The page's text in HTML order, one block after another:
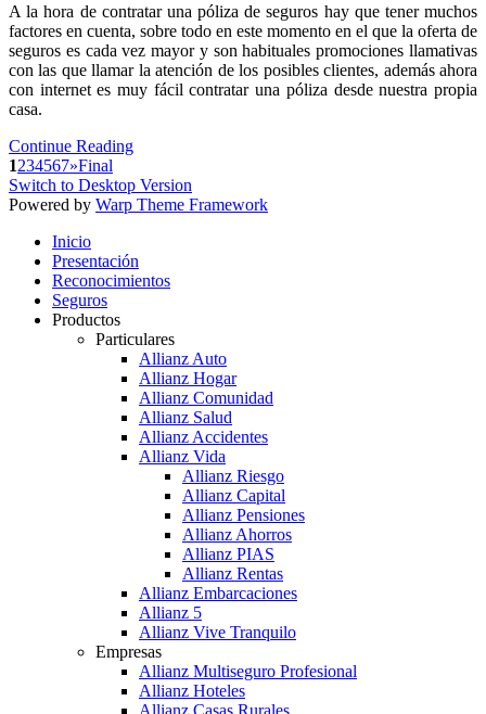
A la hora de contratar una póliza de seguros hay que tener muchos
factores en cuenta, sobre todo en este momento en el que la oferta de
seguros es cada vez mayor y son habituales promociones llamativas
con las que llamar la atención de los posibles clientes, además ahora
con internet es muy fácil contratar una póliza desde nuestra propia
casa.
Continue Reading
1234567»Final
Switch to Desktop Version
Powered by Warp Theme Framework
Inicio
Presentación
Reconocimientos
Seguros
Productos
Particulares
Allianz Auto
Allianz Hogar
Allianz Comunidad
Allianz Salud
Allianz Accidentes
Allianz Vida
Allianz Riesgo
Allianz Capital
Allianz Pensiones
Allianz Ahorros
Allianz PIAS
Allianz Rentas
Allianz Embarcaciones
Allianz 5
Allianz Vive Tranquilo
Empresas
Allianz Multiseguro Profesional
Allianz Hoteles
Allianz Casas Rurales